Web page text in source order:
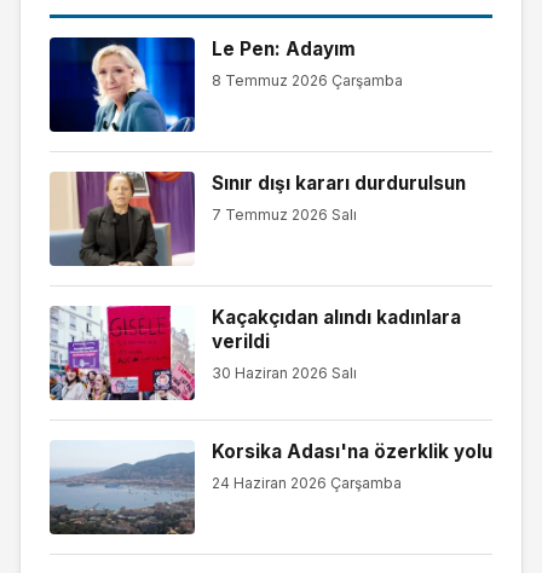
Le Pen: Adayım
8 Temmuz 2026 Çarşamba
Sınır dışı kararı durdurulsun
7 Temmuz 2026 Salı
Kaçakçıdan alındı kadınlara
verildi
30 Haziran 2026 Salı
Korsika Adası'na özerklik yolu
24 Haziran 2026 Çarşamba